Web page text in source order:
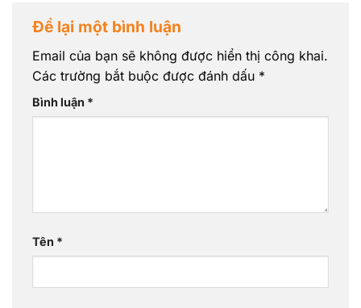
Để lại một bình luận
Email của bạn sẽ không được hiển thị công khai.
Các trường bắt buộc được đánh dấu *
Bình luận *
Tên *